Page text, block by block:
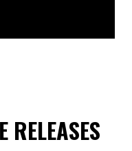
RELEASES